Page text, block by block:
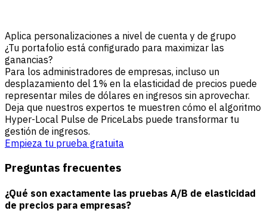
Aplica personalizaciones a nivel de cuenta y de grupo
¿Tu portafolio está configurado para maximizar las
ganancias?
Para los administradores de empresas, incluso un
desplazamiento del 1% en la elasticidad de precios puede
representar miles de dólares en ingresos sin aprovechar.
Deja que nuestros expertos te muestren cómo el algoritmo
Hyper-Local Pulse de PriceLabs puede transformar tu
gestión de ingresos.
Empieza tu prueba gratuita
Preguntas frecuentes
¿Qué son exactamente las pruebas A/B de elasticidad
de precios para empresas?